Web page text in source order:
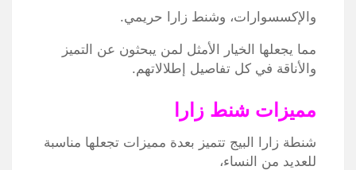
والإكسسوارات، وشنط زارا حريمي.
مما يجعلها الخيار الأمثل لمن يبحثون عن التميز
والأناقة في كل تفاصيل إطلالاتهم.
مميزات شنط زارا
شنطة زارا البيج تتميز بعدة مميزات تجعلها مناسبة
للعديد من النساء،